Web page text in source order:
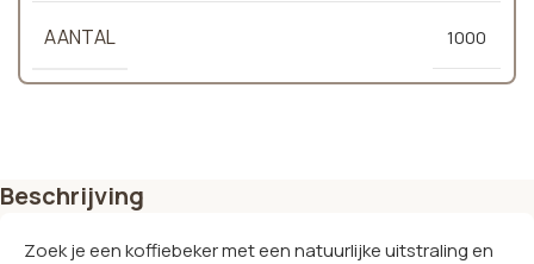
AANTAL 1000
Beschrijving
Zoek je een koffiebeker met een natuurlijke uitstraling en